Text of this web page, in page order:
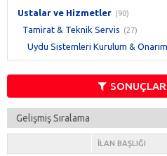
Ustalar ve Hizmetler (90)
Tamirat & Teknik Servis (27)
Uydu Sistemleri Kurulum & Onarım
İLAN BAŞLIĞI